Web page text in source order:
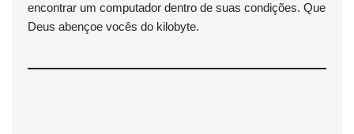
encontrar um computador dentro de suas condições. Que
Deus abençoe vocês do kilobyte.